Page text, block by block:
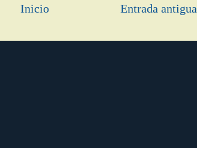
Entrada antigua
Inicio